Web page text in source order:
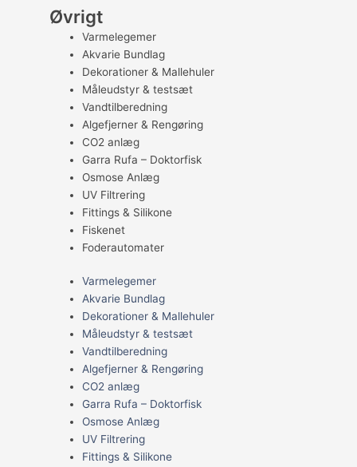
Øvrigt
Varmelegemer
Akvarie Bundlag
Dekorationer & Mallehuler
Måleudstyr & testsæt
Vandtilberedning
Algefjerner & Rengøring
CO2 anlæg
Garra Rufa – Doktorfisk
Osmose Anlæg
UV Filtrering
Fittings & Silikone
Fiskenet
Foderautomater
Varmelegemer
Akvarie Bundlag
Dekorationer & Mallehuler
Måleudstyr & testsæt
Vandtilberedning
Algefjerner & Rengøring
CO2 anlæg
Garra Rufa – Doktorfisk
Osmose Anlæg
UV Filtrering
Fittings & Silikone